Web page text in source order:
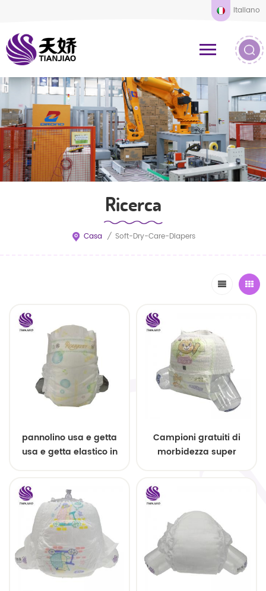
Italiano
Ricerca
Casa / Soft-Dry-Care-Diapers
pannolino usa e getta
usa e getta elastico in
Campioni gratuiti di
morbidezza super